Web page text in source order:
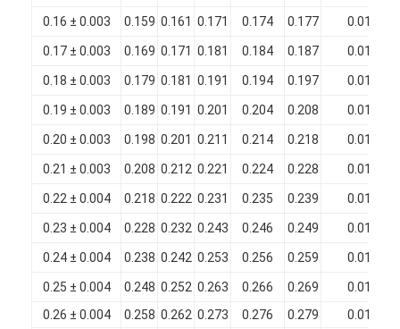
0.16 ± 0.003 0.159 0.161 0.171 0.174 0.177 0.010
0.17 ± 0.003 0.169 0.171 0.181 0.184 0.187 0.010
0.18 ± 0.003 0.179 0.181 0.191 0.194 0.197 0.010
0.19 ± 0.003 0.189 0.191 0.201 0.204 0.208 0.010
0.20 ± 0.003 0.198 0.201 0.211 0.214 0.218 0.010
0.21 ± 0.003 0.208 0.212 0.221 0.224 0.228 0.010
0.22 ± 0.004 0.218 0.222 0.231 0.235 0.239 0.010
0.23 ± 0.004 0.228 0.232 0.243 0.246 0.249 0.012
0.24 ± 0.004 0.238 0.242 0.253 0.256 0.259 0.012
0.25 ± 0.004 0.248 0.252 0.263 0.266 0.269
0.012
0.26 ± 0.004
0.258 0.262 0.273 0.276 0.279
0.012